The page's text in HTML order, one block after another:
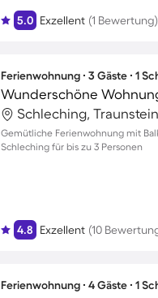
5.0 Exzellent (1 Bewertung)
Ferienwohnung ∙ 3 Gäste ∙ 1
Wunderschöne
Schleching,
Gemütliche Ferienwohnung mit
Schleching für bis zu 3 Personen
4.8 Exzellent (10
Ferienwohnung ∙ 4 Gäste ∙ 1